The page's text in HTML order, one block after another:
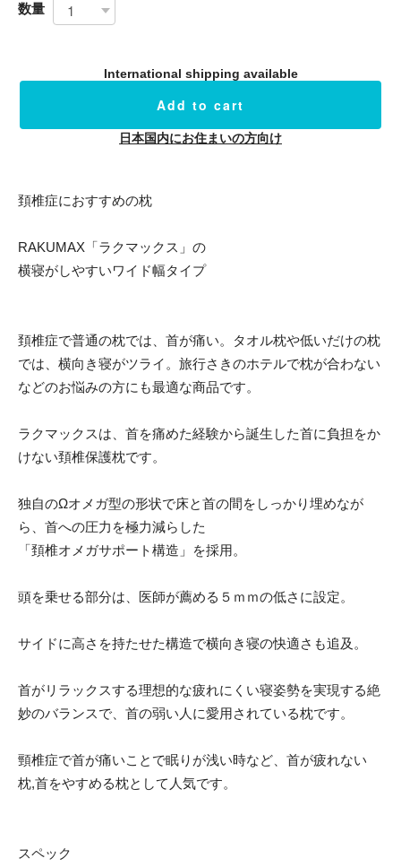
数量
International shipping available
Add to cart
日本国内にお住まいの方向け
頚椎症におすすめの枕
RAKUMAX「ラクマックス」の
横寝がしやすいワイド幅タイプ
頚椎症で普通の枕では、首が痛い。タオル枕や低いだけの枕
では、横向き寝がツライ。旅行さきのホテルで枕が合わない
などのお悩みの方にも最適な商品です。
ラクマックスは、首を痛めた経験から誕生した首に負担をか
けない頚椎保護枕です。
独自のΩオメガ型の形状で床と首の間をしっかり埋めなが
ら、首への圧力を極力減らした
「頚椎オメガサポート構造」を採用。
頭を乗せる部分は、医師が薦める５ｍｍの低さに設定。
サイドに高さを持たせた構造で横向き寝の快適さも追及。
首がリラックスする理想的な疲れにくい寝姿勢を実現する絶
妙のバランスで、首の弱い人に愛用されている枕です。
頸椎症で首が痛いことで眠りが浅い時など、首が疲れない
枕,首をやすめる枕として人気です。
スペック